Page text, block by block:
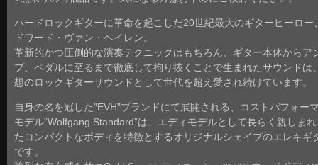
ハードロックギターに革命を起こした20世紀最大のギターヒーロー
ドワード・ヴァン・ヘイレン。
革新的かつ圧倒的な演奏テクニックはもちろん、ギター本体からア
プ、ペダルに至るまで徹底して拘り抜くことで生まれたサウンドは
想のロックギターサウンドとして世代を超え愛され続けています。
自身の名を冠した”EVH”ブランドにて展開される、コストパフォー
モデル”Wolfgang Standard”は、エディモデルとして長らく親しま
たコンパクトなボディを特徴とするオリジナルシェイプのエレキギ
です。